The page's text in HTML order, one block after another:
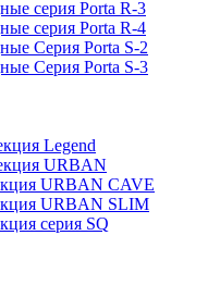
серия Porta R-3
серия Porta R-4
Серия Porta S-2
Серия Porta S-3
Legend
URBAN
URBAN CAVE
URBAN SLIM
серия SQ